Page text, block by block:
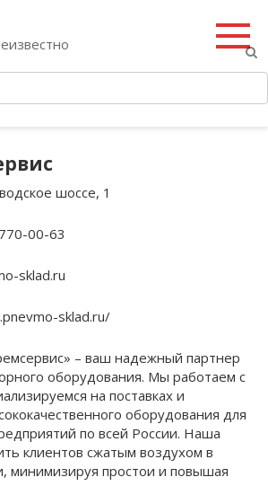
шоссе, 1
00-63
sklad.ru
sklad.ru/
– ваш надежный партнер
оборудования. Мы работаем с
на поставках и
оборудования для
по всей России. Наша
клиентов сжатым воздухом в
минимизируя простои и повышая